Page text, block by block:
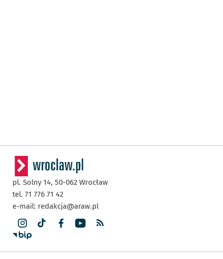
pl. Solny 14, 50-062 Wrocław
tel. 71 776 71 42
e-mail: redakcja@araw.pl